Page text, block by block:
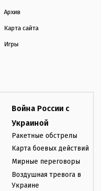
Архив
Карта сайта
Игры
Война России с
Украиной
Ракетные обстрелы
Карта боевых действий
Мирные переговоры
Воздушная тревога в
Украине